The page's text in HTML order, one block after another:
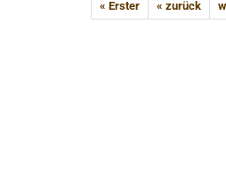
« Erster « zurück